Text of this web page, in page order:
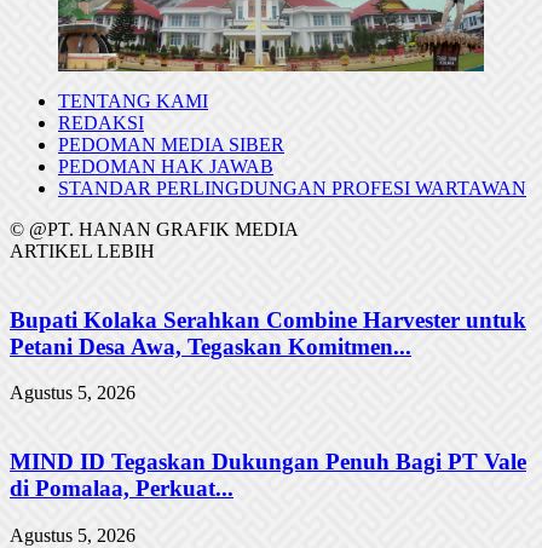
TENTANG KAMI
REDAKSI
PEDOMAN MEDIA SIBER
PEDOMAN HAK JAWAB
STANDAR PERLINGDUNGAN PROFESI WARTAWAN
© @PT. HANAN GRAFIK MEDIA
ARTIKEL LEBIH
Bupati Kolaka Serahkan Combine Harvester untuk
Petani Desa Awa, Tegaskan Komitmen...
Agustus 5, 2026
MIND ID Tegaskan Dukungan Penuh Bagi PT Vale
di Pomalaa, Perkuat...
Agustus 5, 2026